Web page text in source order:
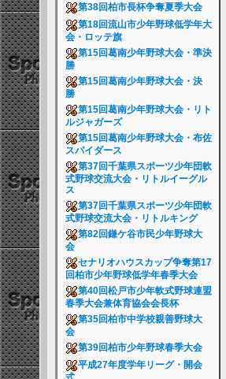
第38回柏市長杯争奪夏季大会
第18回流山市少年野球低学年大
会・ロッテ旗
第15回葛南少年野球大会・準決
勝
第15回葛南少年野球大会・決
勝
第15回葛南少年野球大会・リト
ルジャガーズ
第15回葛南少年野球大会・布佐
スパイダース
第37回千葉県スポーツ少年団軟
式野球交流大会・リトルイーグル
ス
第37回千葉県スポーツ少年団軟
式野球交流大会・リトルキング
第82回鎌ケ谷市民少年野球大
会
セナリオハウスカップ争奪第17
回柏市少年野球低学年春季大会
第40回松戸市少年軟式野球連盟
春季大会兼体育協会会長杯
第35回柏市中学校親善野球大
会
第39回柏市少年野球春季大会
平成27年度学年リーグ・開会